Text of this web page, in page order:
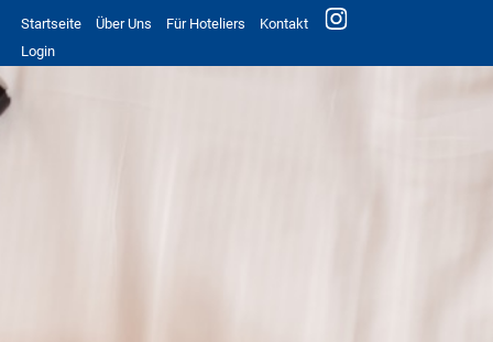
Startseite Über Uns Für Hoteliers
Kontakt
Login